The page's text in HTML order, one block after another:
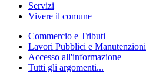
Servizi
Vivere il comune
Commercio e Tributi
Lavori Pubblici e Manutenzioni
Accesso all'informazione
Tutti gli argomenti...